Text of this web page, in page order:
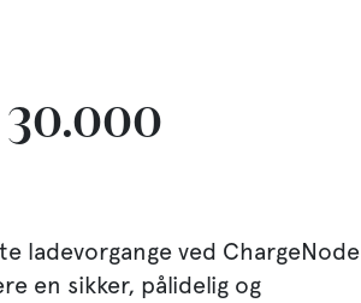
30.000
ladevorgange ved ChargeNode
en sikker, pålidelig og